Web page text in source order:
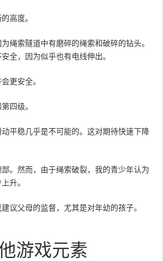
高度。
绳索隧道中有磨碎的绳索和破碎的钻头。
全，因为似乎也有电线伸出。
更安全。
四级。
平稳几乎是不可能的。这对期待快速下降
。然而，由于绳索破裂，我的青少年认为
升。
议父母的监督，尤其是对年幼的孩子。
游戏元素